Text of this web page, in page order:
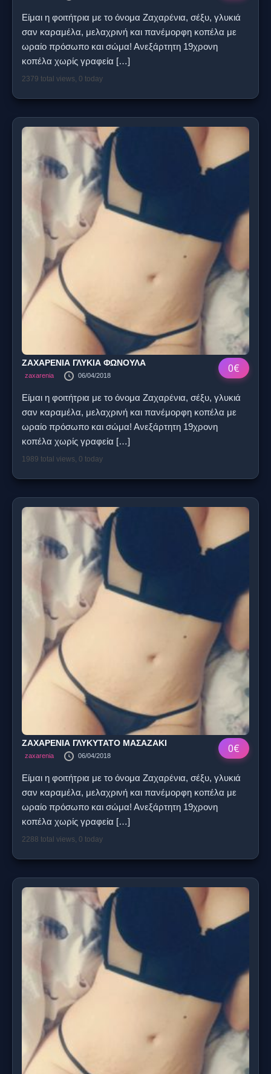
Είμαι η φοιτήτρια με το όνομα Ζαχαρένια, σέξυ, γλυκιά
σαν καραμέλα, μελαχρινή και πανέμορφη κοπέλα με
ωραίο πρόσωπο και σώμα! Ανεξάρτητη 19χρονη
κοπέλα χωρίς γραφεία […]
2379 total views, 0 today
0€
ΖΑΧΑΡΕΝΙΑ ΓΛΥΚΙΑ ΦΩΝΟΥΛΑ
zaxarenia 06/04/2018
Είμαι η φοιτήτρια με το όνομα Ζαχαρένια, σέξυ, γλυκιά
σαν καραμέλα, μελαχρινή και πανέμορφη κοπέλα με
ωραίο πρόσωπο και σώμα! Ανεξάρτητη 19χρονη
κοπέλα χωρίς γραφεία […]
1989 total views, 0 today
0€
ΖΑΧΑΡΕΝΙΑ ΓΛΥΚΥΤΑΤΟ ΜΑΣΑΖΑΚΙ
zaxarenia 06/04/2018
Είμαι η φοιτήτρια με το όνομα Ζαχαρένια, σέξυ, γλυκιά
σαν καραμέλα, μελαχρινή και πανέμορφη κοπέλα με
ωραίο πρόσωπο και σώμα! Ανεξάρτητη 19χρονη
κοπέλα χωρίς γραφεία […]
2288 total views, 0 today